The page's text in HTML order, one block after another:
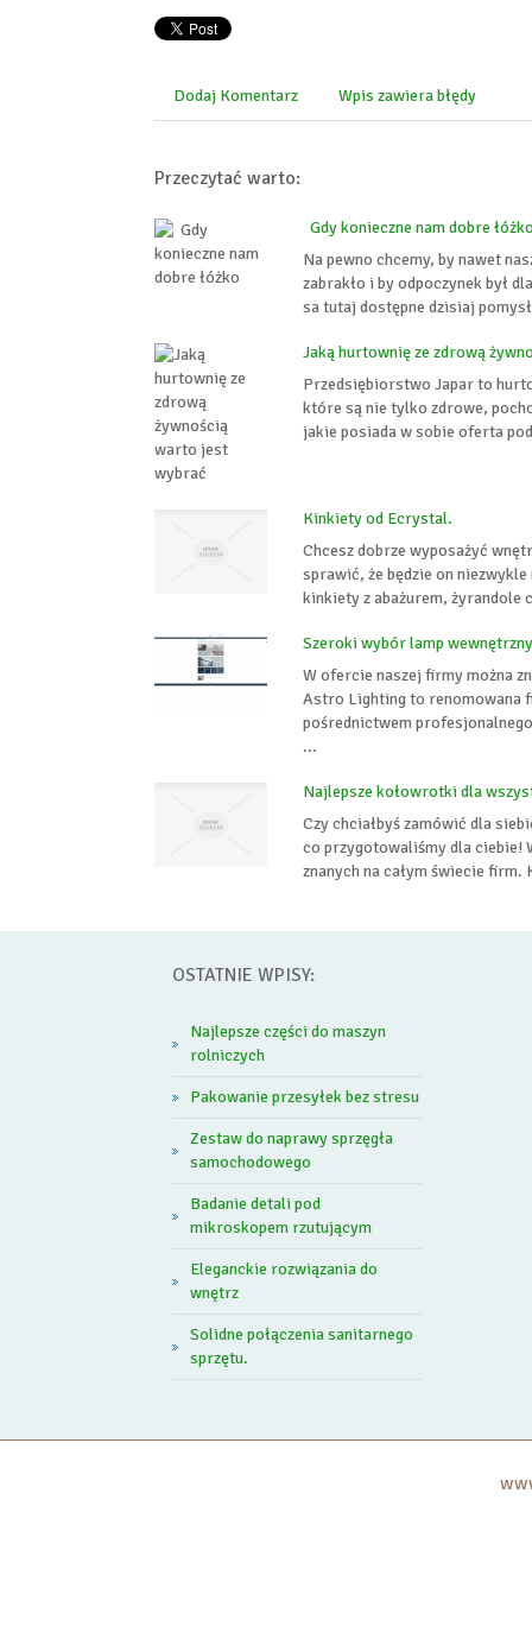
Dodaj Komentarz Wpis zawiera błędy
Przeczytać warto:
Gdy konieczne nam dobre
Na pewno chcemy, by nawet
zabrakło i by odpoczynek był
sa tutaj dostępne dzisiaj
Jaką hurtownię ze zdrową
Przedsiębiorstwo Japar to
które są nie tylko zdrowe,
jakie posiada w sobie oferta
Kinkiety od Ecrystal.
Chcesz dobrze wyposażyć
sprawić, że będzie on
kinkiety z abażurem, żyrandole
Szeroki wybór lamp
W ofercie naszej firmy można
Astro Lighting to renomowana
pośrednictwem
...
Najlepsze kołowrotki dla
Czy chciałbyś zamówić dla
co przygotowaliśmy dla ciebie!
znanych na całym świecie
OSTATNIE WPISY:
Najlepsze części do maszyn
rolniczych
Pakowanie przesyłek bez stresu
Zestaw do naprawy sprzęgła
samochodowego
Badanie detali pod
mikroskopem rzutującym
Eleganckie rozwiązania do
wnętrz
Solidne połączenia sanitarnego
sprzętu.